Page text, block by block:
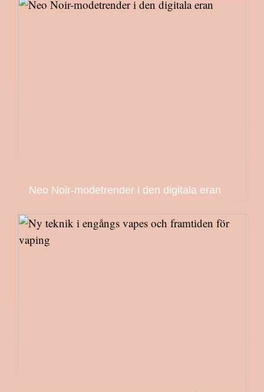
Neo Noir-modetrender i den digitala eran